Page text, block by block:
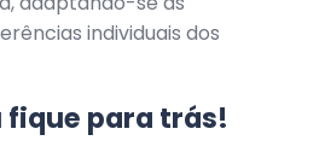
individuais dos
para trás!